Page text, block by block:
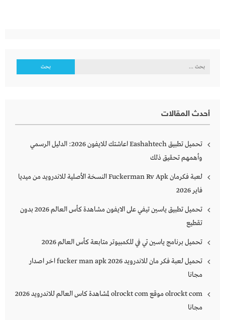
البحث
أحدث المقالات
تحميل تطبيق Eashahtech اعاشتك للايفون 2026: الدليل الرسمي
وأهمهم تحقيق ذلك
لعبة فكرمان Fuckerman Rv Apk النسخة الأصلية للاندرويد من ميديا
فاير 2026
تحميل تطبيق ياسين تيفي على الايفون مشاهدة كأس العالم 2026 بدون
تقطيع
تحميل برنامج ياسين تي في للكمبيوتر متابعة كأس العالم 2026
تحميل لعبة فكر مان للاندرويد 2026 fucker man apk اخر اصدار
مجانا
olrockt com موقع olrockt com لمشاهدة كاس العالم للاندرويد 2026
مجانا